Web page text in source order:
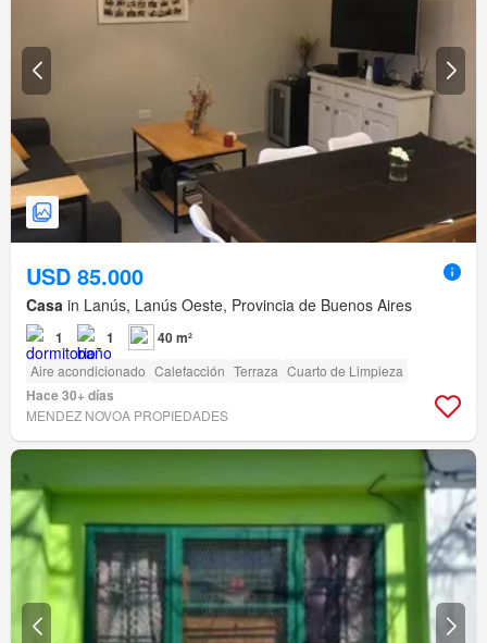
USD 85.000
Casa in Lanús, Lanús Oeste, Provincia de Buenos Aires
1 1 40 m²
Aire acondicionado Calefacción Terraza Cuarto de Limpieza
Hace 30+ días
MENDEZ NOVOA PROPIEDADES